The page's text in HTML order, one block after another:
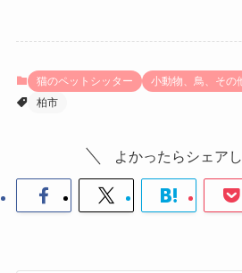
猫のペットシッター
小動物、鳥、その
柏市
よかったらシェアし